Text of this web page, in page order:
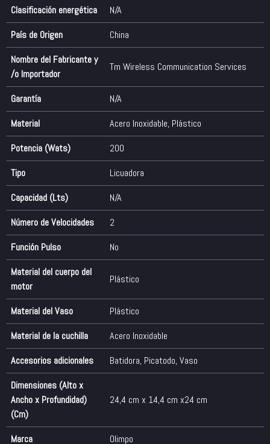
Clasificación energética
N/A
País de Origen
China
Nombre del Fabricante y
/o Importador
Tm Wireless Communication Services
Garantía
N/A
Material
Acero Inoxidable, Plástico
Potencia (Wats)
200
Tipo
Licuadora
Capacidad (Lts)
N/A
Número de Velocidades
2
Función Pulso
No
Material del cuerpo del
motor
Plástico
Material del Vaso
Plástico
Material de la cuchilla
Acero Inoxidable
Accesorios adicionales
Batidora, Picatodo, Vaso
Dimensiones (Alto x
Ancho x Profundidad)
(Cm)
24,4 cm x 14,4 cm x24 cm
Marca Olimpo